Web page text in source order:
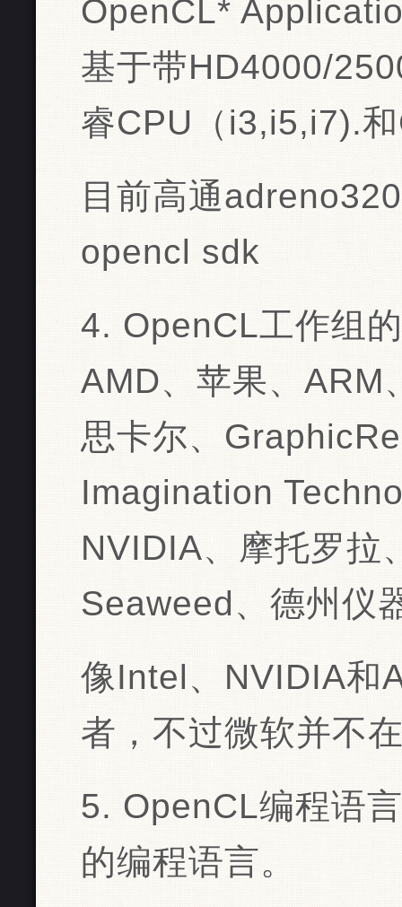
OpenCL*
基于带HD4000/
睿CPU（i3,i5,i7).
目前高通
opencl sdk
4. OpenCL工作组
AMD、苹果、ARM
思卡尔、
Imagination
NVIDIA、摩托罗拉
Seaweed、德州仪
像Intel、NVIDIA和
者，不过微软并不
5. OpenCL编程语
的编程语言。